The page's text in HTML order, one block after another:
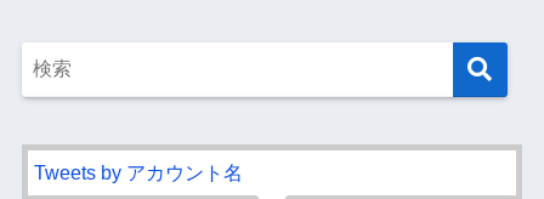
Tweets by アカウント名